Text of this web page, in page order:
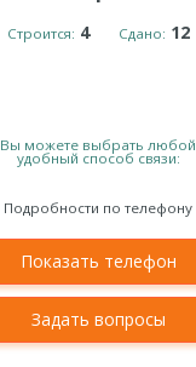
Строится: 4 Сдано: 12
Вы можете выбрать любой
удобный способ связи:
Подробности по телефону
Показать телефон
Задать вопросы